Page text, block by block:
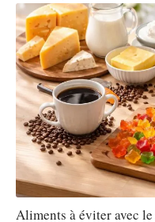
Aliments à éviter avec